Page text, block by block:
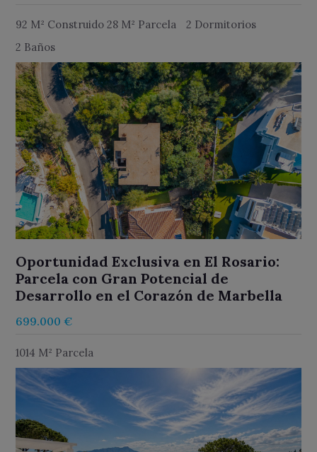
92 M² Construido 28 M² Parcela
2 Dormitorios
2 Baños
Oportunidad Exclusiva en El Rosario:
Parcela con Gran Potencial de
Desarrollo en el Corazón de Marbella
699.000 €
1014 M² Parcela